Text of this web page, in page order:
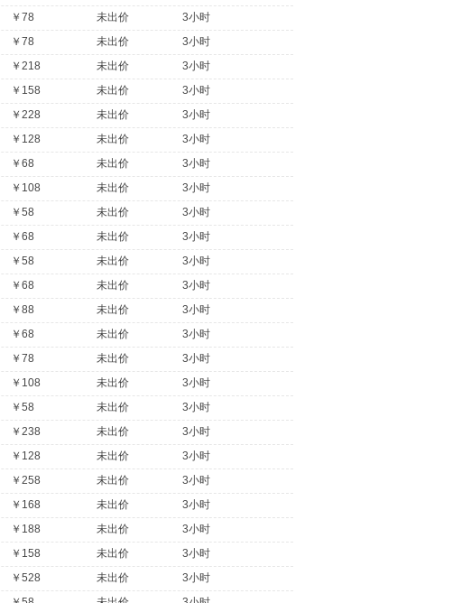
￥78 未出价
3小时
￥78 未出价
3小时
￥218 未出价
3小时
￥158 未出价
3小时
￥228 未出价
3小时
￥128 未出价
3小时
￥68 未出价
3小时
￥108 未出价
3小时
￥58 未出价
3小时
￥68 未出价
3小时
￥58 未出价
3小时
￥68 未出价
3小时
￥88 未出价
3小时
￥68 未出价
3小时
￥78 未出价
3小时
￥108 未出价
3小时
￥58 未出价
3小时
￥238 未出价
3小时
￥128 未出价
3小时
￥258 未出价
3小时
￥168 未出价
3小时
￥188 未出价
3小时
￥158 未出价
3小时
￥528 未出价
3小时